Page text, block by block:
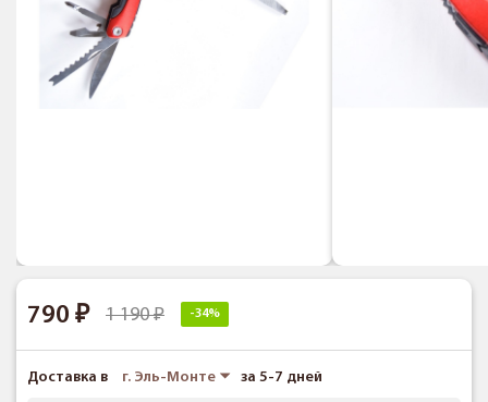
790 1 190 -34%
Доставка в г. Эль-Монте за 5-7 дней